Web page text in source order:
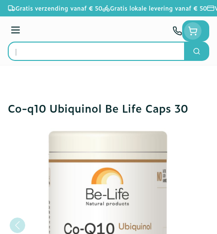
Ga naar de inhoud
Gratis verzending vanaf € 50 Gratis lokale levering vanaf € 50
Menu
Product, merk, categorie...
Zoek
Co-q10 Ubiquinol Be Life Caps 30